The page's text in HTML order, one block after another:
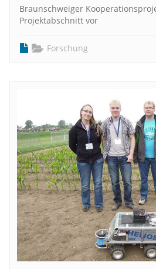
Braunschweiger
Projektabschnitt vor
Forschung